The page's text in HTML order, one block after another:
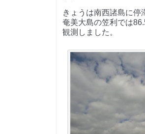
きょうは南西諸島に停
奄美大島の笠利では
観測しました。